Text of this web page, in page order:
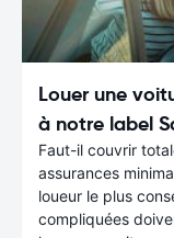
Louer une
à notre label
Faut-il couvrir
assurances
loueur le plus
compliquées